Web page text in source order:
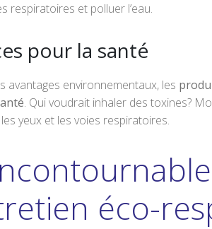
respiratoires et polluer l’eau.
pour la santé
avantages environnementaux, les
. Qui voudrait inhaler des toxines?
yeux et les voies respiratoires.
éco-